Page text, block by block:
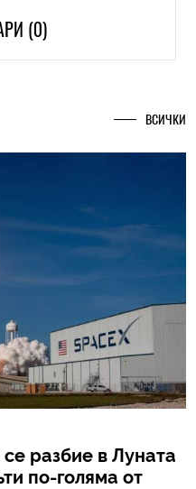
(0)
ВСИЧКИ
разбие в Луната
по-голяма от